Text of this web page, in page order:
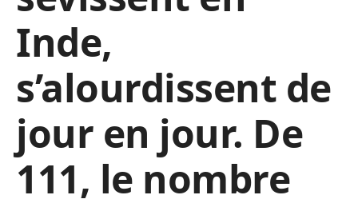
Inde,
s’alourdissent de
jour en jour. De
111, le nombre